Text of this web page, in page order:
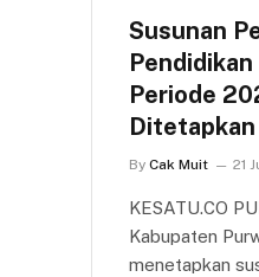
Susunan
Periode
Ditetapkan
By Cak Muit 21
KESATU.CO
Kabupaten
menetapkan